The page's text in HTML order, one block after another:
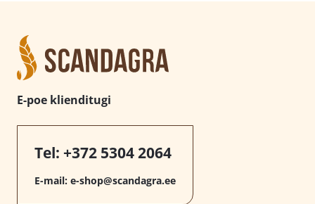
E-poe klienditugi
Tel: +372 5304 2064
E-mail: e-shop@scandagra.ee